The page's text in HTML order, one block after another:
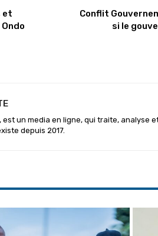
et
Conflit
si le
est un media en ligne, qui traite,
depuis 2017.